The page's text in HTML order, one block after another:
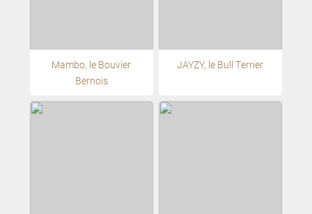
Mambo, le Bouvier
Bernois
JAYZY, le Bull Terrier